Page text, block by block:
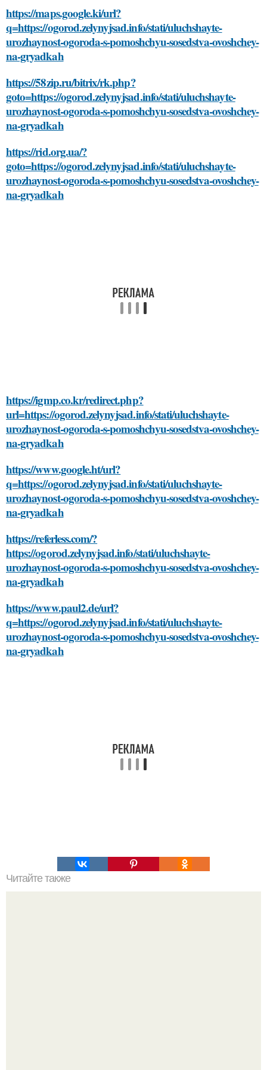
https://maps.google.ki/url?
q=https://ogorod.zelynyjsad.info/stati/uluchshayte-
urozhaynost-ogoroda-s-pomoshchyu-sosedstva-ovoshchey-
na-gryadkah
https://58zip.ru/bitrix/rk.php?
goto=https://ogorod.zelynyjsad.info/stati/uluchshayte-
urozhaynost-ogoroda-s-pomoshchyu-sosedstva-ovoshchey-
na-gryadkah
https://rid.org.ua/?
goto=https://ogorod.zelynyjsad.info/stati/uluchshayte-
urozhaynost-ogoroda-s-pomoshchyu-sosedstva-ovoshchey-
na-gryadkah
https://igmp.co.kr/redirect.php?
url=https://ogorod.zelynyjsad.info/stati/uluchshayte-
urozhaynost-ogoroda-s-pomoshchyu-sosedstva-ovoshchey-
na-gryadkah
https://www.google.ht/url?
q=https://ogorod.zelynyjsad.info/stati/uluchshayte-
urozhaynost-ogoroda-s-pomoshchyu-sosedstva-ovoshchey-
na-gryadkah
https://referless.com/?
https://ogorod.zelynyjsad.info/stati/uluchshayte-
urozhaynost-ogoroda-s-pomoshchyu-sosedstva-ovoshchey-
na-gryadkah
https://www.paul2.de/url?
q=https://ogorod.zelynyjsad.info/stati/uluchshayte-
urozhaynost-ogoroda-s-pomoshchyu-sosedstva-ovoshchey-
na-gryadkah
Читайте также